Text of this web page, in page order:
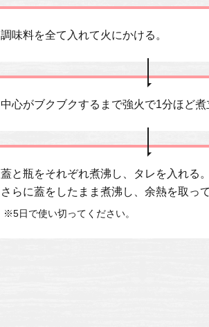
調味料を全て入れて火にかける。
中心がブクブクするまで強火で1分ほど煮
蓋と瓶をそれぞれ煮沸し、タレを入れる。
さらに蓋をしたまま煮沸し、余熱を取っ
※5日で使い切ってください。